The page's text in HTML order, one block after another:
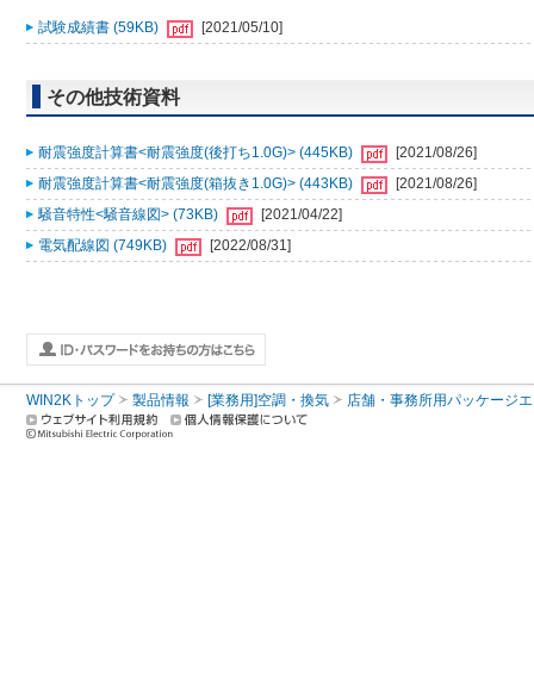
試験成績書 (59KB) [2021/05/10]
その他技術資料
耐震強度計算書<耐震強度(後打ち1.0G)> (445KB)
[2021/08/26]
耐震強度計算書<耐震強度(箱抜き1.0G)> (443KB)
[2021/08/26]
騒音特性<騒音線図> (73KB)
[2021/04/22]
電気配線図 (749KB)
[2022/08/31]
WIN2Kトップ 製品情報 [業務用]空調・換気 店舗・事務所用パッケージ